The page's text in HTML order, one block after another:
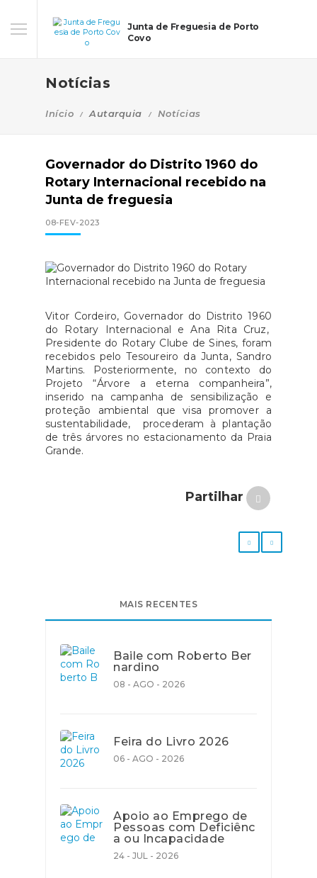
Junta de Freguesia de Porto
Covo
Notícias
Início Autarquia Notícias
Governador do Distrito 1960 do
Rotary Internacional recebido na
Junta de freguesia
08-FEV-2023
Vitor Cordeiro, Governador do Distrito 1960
do Rotary Internacional e Ana Rita Cruz,
Presidente do Rotary Clube de Sines, foram
recebidos pelo Tesoureiro da Junta, Sandro
Martins. Posteriormente, no contexto do
Projeto “Árvore a eterna companheira”,
inserido na campanha de sensibilização e
proteção ambiental que visa promover a
sustentabilidade, procederam à plantação
de três árvores no estacionamento da Praia
Grande.
Partilhar
MAIS RECENTES
Baile com Roberto Ber
nardino
08 - AGO - 2026
Feira do Livro 2026
06 - AGO - 2026
Apoio ao Emprego de
Pessoas com Deficiênc
a ou Incapacidade
24 - JUL - 2026